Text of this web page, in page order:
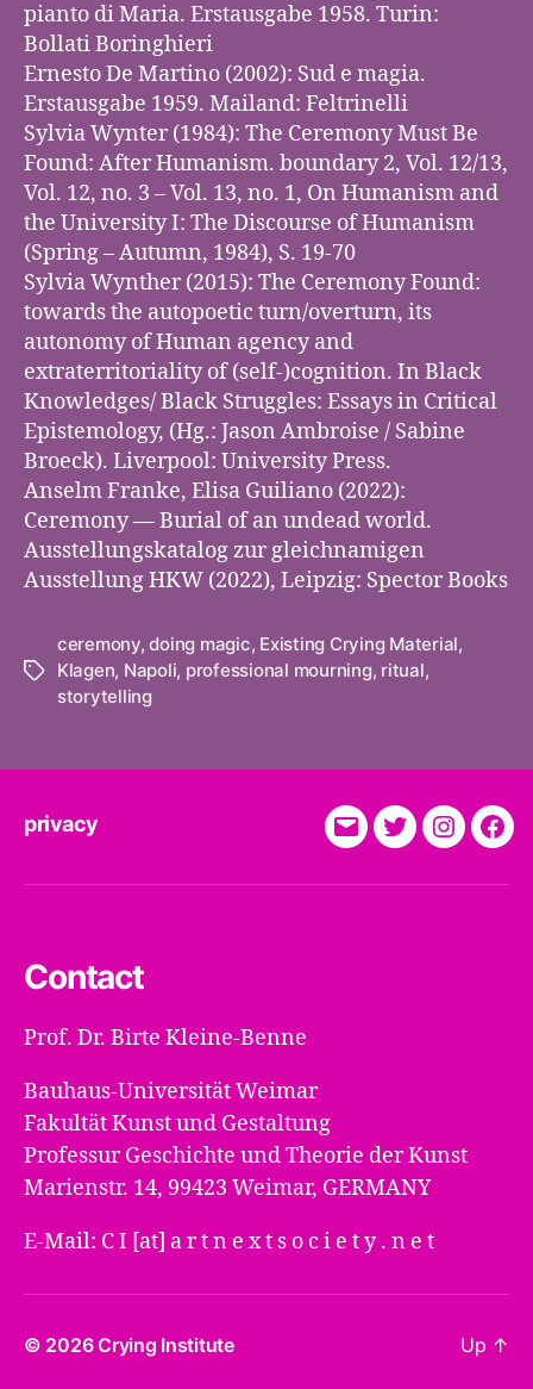
pianto di Maria. Erstausgabe 1958. Turin:
Bollati Boringhieri
Ernesto De Martino (2002): Sud e magia.
Erstausgabe 1959. Mailand: Feltrinelli
Sylvia Wynter (1984): The Ceremony Must Be
Found: After Humanism. boundary 2, Vol. 12/13,
Vol. 12, no. 3 – Vol. 13, no. 1, On Humanism and
the University I: The Discourse of Humanism
(Spring – Autumn, 1984), S. 19-70
Sylvia Wynther (2015): The Ceremony Found:
towards the autopoetic turn/overturn, its
autonomy of Human agency and
extraterritoriality of (self-)cognition. In Black
Knowledges/ Black Struggles: Essays in Critical
Epistemology, (Hg.: Jason Ambroise / Sabine
Broeck). Liverpool: University Press.
Anselm Franke, Elisa Guiliano (2022):
Ceremony — Burial of an undead world.
Ausstellungskatalog zur gleichnamigen
Ausstellung HKW (2022), Leipzig: Spector Books
Tags
ceremony,doing magic, Existing Crying Material,
Klagen, Napoli, professional mourning, ritual,
storytelling
privacy
E-
Twitter
Contact
Prof. Dr. Birte Kleine-Benne
Bauhaus-Universität Weimar
Fakultät Kunst und Gestaltung
Professur Geschichte und Theorie der Kunst
Marienstr. 14, 99423 Weimar, GERMANY
E-Mail: C I [at] a r t n e x t s o c i e t y . n e t
© 2026Crying Institute Up ↑